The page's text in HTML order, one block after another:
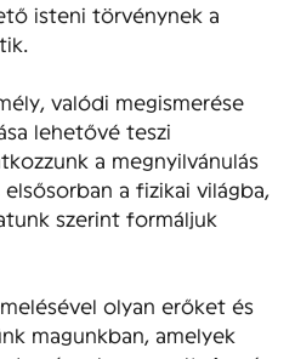
isteni törvénynek a
valódi megismerése
lehetővé teszi
a megnyilvánulás
a fizikai világba,
szerint formáljuk
olyan erőket és
magunkban, amelyek